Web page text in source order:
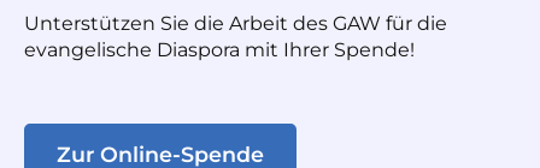
Unterstützen Sie die Arbeit des GAW für die
evangelische Diaspora mit Ihrer Spende!
Zur Online-Spende